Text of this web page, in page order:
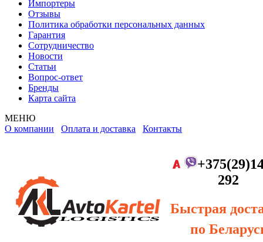
Импортеры
Отзывы
Политика обработки персональных данных
Гарантия
Сотрудничество
Новости
Статьи
Вопрос-ответ
Бренды
Карта сайта
МЕНЮ
О компании Оплата и доставка Контакты
292
Быстрая
по